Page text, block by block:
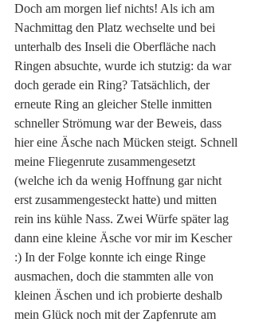
Doch am morgen lief nichts! Als ich am
Nachmittag den Platz wechselte und bei
unterhalb des Inseli die Oberfläche nach
Ringen absuchte, wurde ich stutzig: da war
doch gerade ein Ring? Tatsächlich, der
erneute Ring an gleicher Stelle inmitten
schneller Strömung war der Beweis, dass
hier eine Äsche nach Mücken steigt. Schnell
meine Fliegenrute zusammengesetzt
(welche ich da wenig Hoffnung gar nicht
erst zusammengesteckt hatte) und mitten
rein ins kühle Nass. Zwei Würfe später lag
dann eine kleine Äsche vor mir im Kescher
:) In der Folge konnte ich einge Ringe
ausmachen, doch die stammten alle von
kleinen Äschen und ich probierte deshalb
mein Glück noch mit der Zapfenrute am